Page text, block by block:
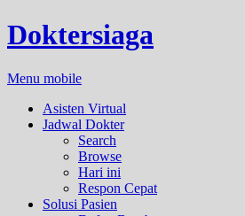
Doktersiaga
Menu mobile
Asisten Virtual
Jadwal Dokter
Search
Browse
Hari ini
Respon Cepat
Solusi Pasien